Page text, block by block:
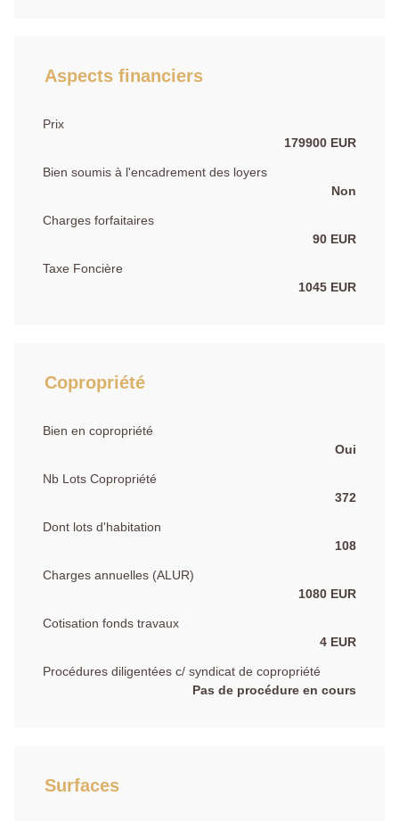
Aspects financiers
Prix
179900 EUR
Bien soumis à l'encadrement des loyers
Non
Charges forfaitaires
90 EUR
Taxe Foncière
1045 EUR
Copropriété
Bien en copropriété
Oui
Nb Lots Copropriété
372
Dont lots d'habitation
108
Charges annuelles (ALUR)
1080 EUR
Cotisation fonds travaux
4 EUR
Procédures diligentées c/ syndicat de copropriété
Pas de procédure en cours
Surfaces